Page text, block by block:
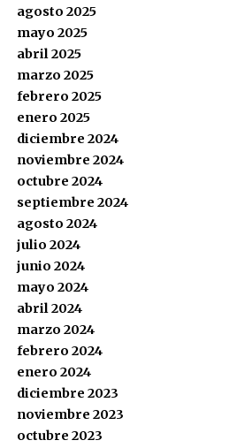
agosto 2025
mayo 2025
abril 2025
marzo 2025
febrero 2025
enero 2025
diciembre 2024
noviembre 2024
octubre 2024
septiembre 2024
agosto 2024
julio 2024
junio 2024
mayo 2024
abril 2024
marzo 2024
febrero 2024
enero 2024
diciembre 2023
noviembre 2023
octubre 2023